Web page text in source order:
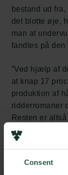
Consent
bestand ud
det blotte øje,
man at
fandtes på den
”Ved hjælp af
at knap 17
produktion af
ridderromaner
Resten er
eksempel
får nærmest
Vølsungerne